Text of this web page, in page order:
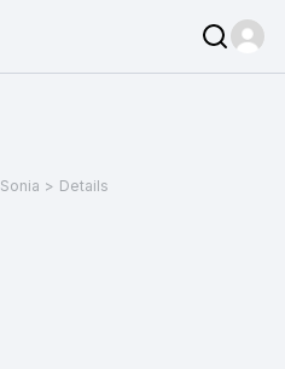
Sonia > Details